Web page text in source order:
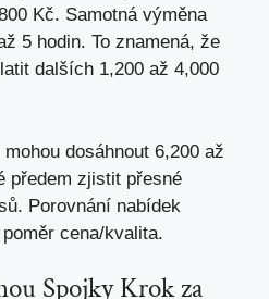
Kč. Samotná výměna
5 hodin. To znamená, že
dalších 1,200 až 4,000
dosáhnout 6,200 až
předem zjistit přesné
Porovnání nabídek
cena/kvalita.
Spojky Krok za